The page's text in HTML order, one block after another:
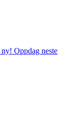
ny! Oppdag neste